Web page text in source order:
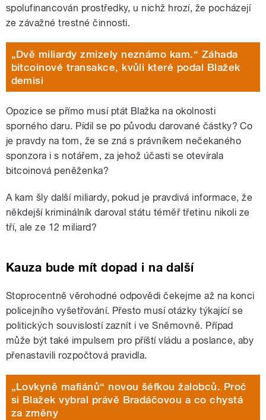
spolufinancován prostředky, u nichž hrozí, že pocházejí
ze závažné trestné činnosti.
„Dvě miliardy zmizely neznámo kam.“ Záhada
bitcoinové transakce, kvůli které podal Blažek
demisi
Opozice se přímo musí ptát Blažka na okolnosti
sporného daru. Pídil se po původu darované částky? Co
je pravdy na tom, že se zná s právníkem nečekaného
sponzora i s notářem, za jehož účasti se otevírala
bitcoinová peněženka?
A kam šly další miliardy, pokud je pravdivá informace, že
někdejší kriminálník daroval státu téměř třetinu nikoli ze
tří, ale ze 12 miliard?
Kauza bude mít dopad i na další
Stoprocentně věrohodné odpovědi čekejme až na konci
policejního vyšetřování. Přesto musí otázky týkající se
politických souvislostí zaznít i ve Sněmovně. Případ
může být také impulsem pro příští vládu a poslance, aby
přenastavili rozpočtová pravidla.
„Lovkyně mafiánů“ novou šéfkou žalobců. Proč
si Blažek vybral právě Bradáčovou a co chystá
za změny